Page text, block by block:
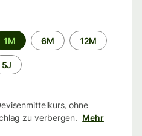
1M 6M 12M
5J
ohne
zu verbergen. Mehr